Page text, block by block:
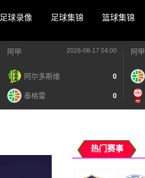
足球录像 足球集锦 篮球集锦
阿甲 2026-08-17 04:00
阿尔多斯维 0
泰格雷 0
阿甲
热门赛事